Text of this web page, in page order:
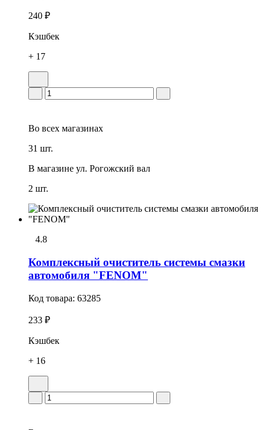
240 ₽
Кэшбек
+ 17
Во всех магазинах
31 шт.
В магазине ул. Рогожский вал
2 шт.
4.8
Комплексный очиститель системы смазки
автомобиля "FENOM"
Код товара: 63285
233 ₽
Кэшбек
+ 16